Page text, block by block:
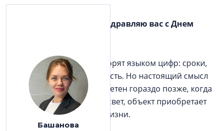
Башанова
Уважаемые коллеги, поздравляю вас с Днем
О строительстве чаще говорят языком цифр: сроки,
квадратные метры, этажность. Но настоящий смысл
профессии становится заметен гораздо позже, когда
в новых окнах загорается свет, объект приобретает
душу, становится частью жизни.